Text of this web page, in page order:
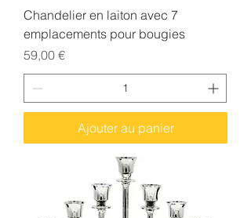
Chandelier en laiton avec 7
emplacements pour bougies
Prix
59,00 €
Ajouter au panier